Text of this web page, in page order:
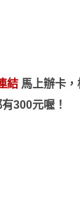
結 馬上辦卡，
300元喔！